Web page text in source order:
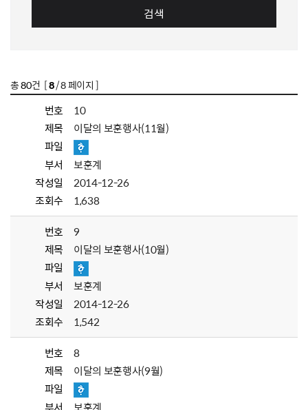
검색
총80건 [8/ 8 페이지 ]
번호
10
제목
이달의 보훈행사(11월)
파일
부서
보훈계
작성일
2014-12-26
조회수
1,638
번호
9
제목
이달의 보훈행사(10월)
파일
부서
보훈계
작성일
2014-12-26
조회수
1,542
번호
8
제목
이달의 보훈행사(9월)
파일